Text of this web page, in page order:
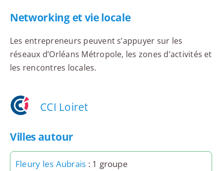
Networking et vie locale
Les entrepreneurs peuvent s’appuyer sur les
réseaux d’Orléans Métropole, les zones d’activités et
les rencontres locales.
CCI Loiret
Villes autour
Fleury les Aubrais : 1 groupe